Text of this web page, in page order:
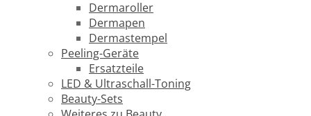
Dermaroller
Dermapen
Dermastempel
Peeling-Geräte
Ersatzteile
LED & Ultraschall-Toning
Beauty-Sets